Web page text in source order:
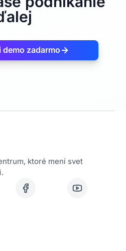
zadarmo
ktoré mení svet